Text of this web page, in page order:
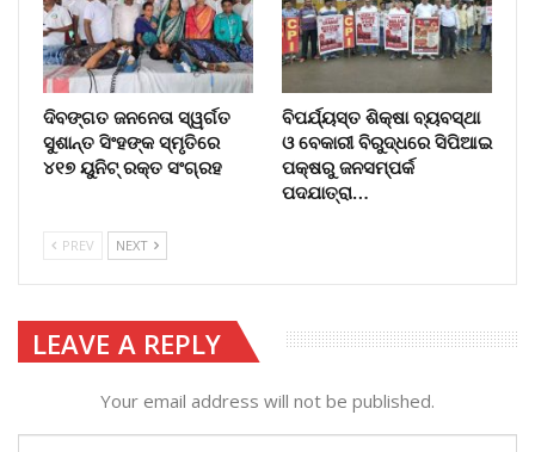
ଦିବଙ୍ଗତ ଜନନେତା ସ୍ୱର୍ଗତ
ସୁଶାନ୍ତ ସିଂହଙ୍କ ସ୍ମୃତିରେ
୪୧୭ ୟୁନିଟ୍ ରକ୍ତ ସଂଗ୍ରହ
ବିପର୍ଯ୍ୟସ୍ତ ଶିକ୍ଷା ବ୍ୟବସ୍ଥା
ଓ ବେକାରୀ ବିରୁଦ୍ଧରେ ସିପିଆଇ
ପକ୍ଷରୁ ଜନସମ୍ପର୍କ
ପଦଯାତ୍ରା…
PREV NEXT
LEAVE A REPLY
Your email address will not be published.